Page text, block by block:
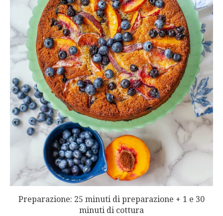
Preparazione: 25 minuti di preparazione + 1 e 30
minuti di cottura